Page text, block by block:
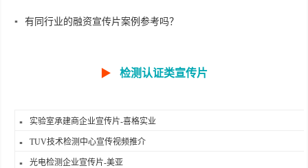
有同行业的融资宣传片案例参考吗？
▶ 检测认证类宣传片
实验室承建商企业宣传片-喜格实业
TUV技术检测中心宣传视频推介
光电检测企业宣传片-美亚